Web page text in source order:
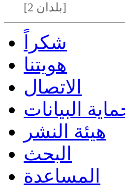
[2 بلدان]
شكراً
هويتنا
الاتصال
البيانات
هيئة النشر
البحث
المساعدة